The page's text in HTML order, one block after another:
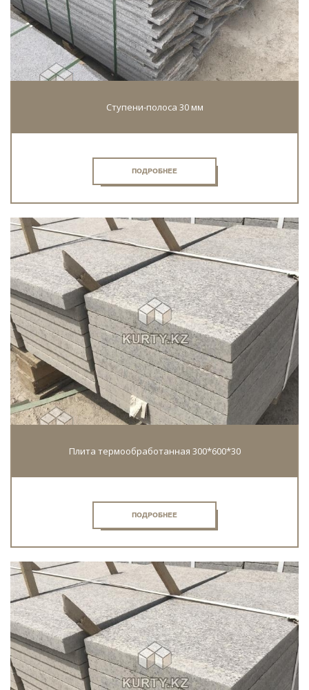
Cтупени-полоса 30 мм
ПОДРОБНЕЕ
Плита термообработанная 300*600*30
ПОДРОБНЕЕ